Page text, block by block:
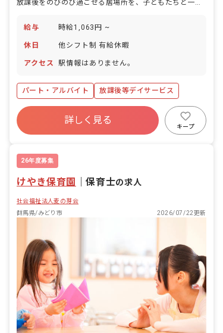
給与 時給1,063円 ~
休日 他シフト制 有給休暇
アクセス 駅情報はありません。
パート・アルバイト 放課後等デイサービス
詳しく見る
キープ
26年度募集
けやき保育園 ｜保育士の求人
社会福祉法人麦の芽会
群馬県/みどり市
2026/07/22更新